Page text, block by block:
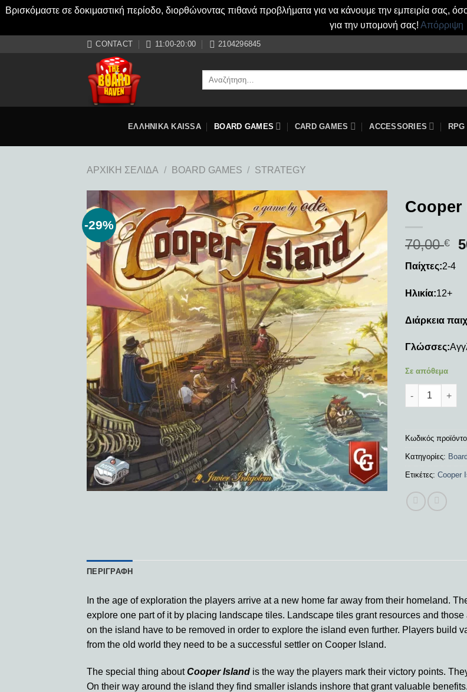
Βρισκόμαστε σε δοκιμαστική περίοδο, διορθώνοντας πιθανά προβλήματα για να κάνουμε την εμπειρία σας,
για την υπομονή σας! Απόρριψη
CONTACT 11:00-20:00 2104296845
Αναζήτηση
ΕΛΛΗΝΙΚΑ KAISSA BOARD GAMES CARD GAMES ACCESSORIES RPG
ΑΡΧΙΚΉ ΣΕΛΊΔΑ / BOARD GAMES / STRATEGY
-29%
Add to
wishlist
Cooper
70,00€
Παίχτες:2-4
Ηλικία:12+
Διάρκεια
Γλώσσες:
Σε απόθεμα
Cooper Island
Κωδικός
Κατηγορίες:
Ετικέτες: Cooper
ΠΕΡΙΓΡΑΦΉ
In the age of exploration the players arrive at a new home far away from their homeland.
explore one part of it by placing landscape tiles. Landscape tiles grant resources and
on the island have to be removed in order to explore the island even further. Players build
from the old world they need to be a successful settler on Cooper Island.
The special thing aboutCooper Island is the way the players mark their victory points.
On their way around the island they find smaller islands inshore that grant valuable